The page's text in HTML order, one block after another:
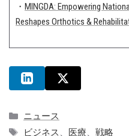
・ MINGDA: Empowering
Reshapes Orthotics &
カ
テ
ニュース
タ
ビジネス 、 医療、 戦略